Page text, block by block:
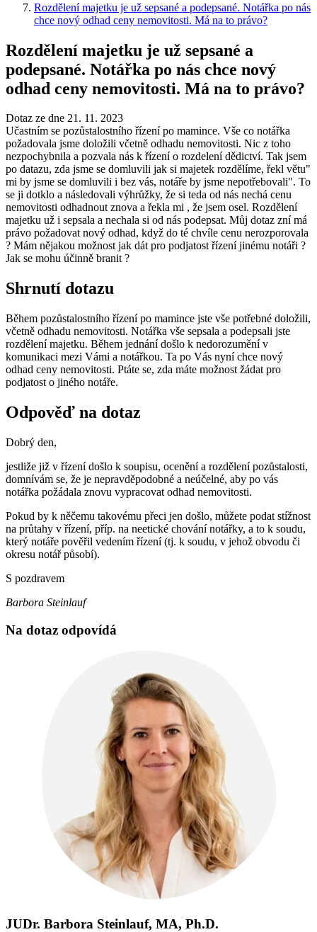
Rozdělení majetku je už sepsané a podepsané. Notářka po nás
chce nový odhad ceny nemovitosti. Má na to právo?
Rozdělení majetku je už sepsané a
podepsané. Notářka po nás chce nový
odhad ceny nemovitosti. Má na to právo?
Dotaz ze dne 21. 11. 2023
Učastním se pozůstalostního řízení po mamince. Vše co notářka
požadovala jsme doložili včetně odhadu nemovitosti. Nic z toho
nezpochybnila a pozvala nás k řízení o rozdelení dědictví. Tak jsem
po datazu, zda jsme se domluvili jak si majetek rozdělíme, řekl větu"
mi by jsme se domluvili i bez vás, notáře by jsme nepotřebovali". To
se ji dotklo a následovali výhrůžky, že si teda od nás nechá cenu
nemovitosti odhadnout znova a řekla mi , že jsem osel. Rozdělení
majetku už i sepsala a nechala si od nás podepsat. Můj dotaz zní má
právo požadovat nový odhad, když do té chvíle cenu nerozporovala
? Mám nějakou možnost jak dát pro podjatost řízení jinému notáři ?
Jak se mohu účinně branit ?
Shrnutí dotazu
Během pozůstalostního řízení po mamince jste vše potřebné doložili,
včetně odhadu nemovitosti. Notářka vše sepsala a podepsali jste
rozdělení majetku. Během jednání došlo k nedorozumění v
komunikaci mezi Vámi a notářkou. Ta po Vás nyní chce nový
odhad ceny nemovitosti. Ptáte se, zda máte možnost žádat pro
podjatost o jiného notáře.
Odpověď na dotaz
Dobrý den,
jestliže již v řízení došlo k soupisu, ocenění a rozdělení pozůstalosti,
domnívám se, že je nepravděpodobné a neúčelné, aby po vás
notářka požádala znovu vypracovat odhad nemovitosti.
Pokud by k něčemu takovému přeci jen došlo, můžete podat stížnost
na průtahy v řízení, příp. na neetické chování notářky, a to k soudu,
který notáře pověřil vedením řízení (tj. k soudu, v jehož obvodu či
okresu notář působí).
S pozdravem‌
Barbora Steinlauf
Na dotaz odpovídá
JUDr. Barbora Steinlauf, MA, Ph.D.